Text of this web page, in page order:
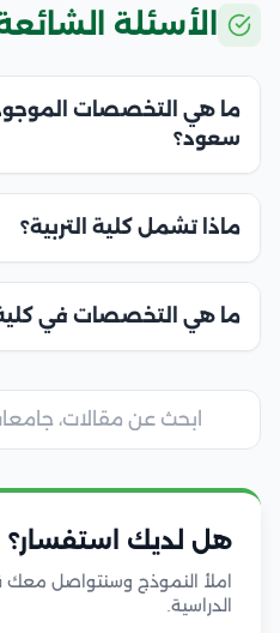
الأسئلة
ما هي التخصصات
سعود؟
ماذا تشمل كلية التربية؟
ما هي التخصصات في كلية
هل لديك استفسار؟
املأ النموذج وسنتواصل معك
الدراسية.